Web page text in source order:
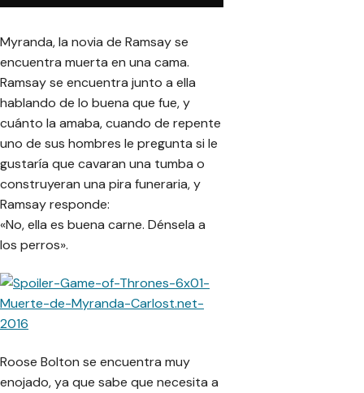
Myranda, la novia de Ramsay se
encuentra muerta en una cama.
Ramsay se encuentra junto a ella
hablando de lo buena que fue, y
cuánto la amaba, cuando de repente
uno de sus hombres le pregunta si le
gustaría que cavaran una tumba o
construyeran una pira funeraria, y
Ramsay responde:
«No, ella es buena carne. Dénsela a
los perros».
Roose Bolton se encuentra muy
enojado, ya que sabe que necesita a